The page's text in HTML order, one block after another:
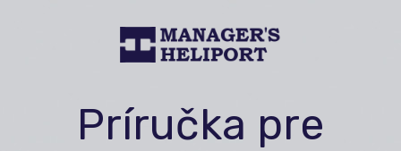
Príručka pre